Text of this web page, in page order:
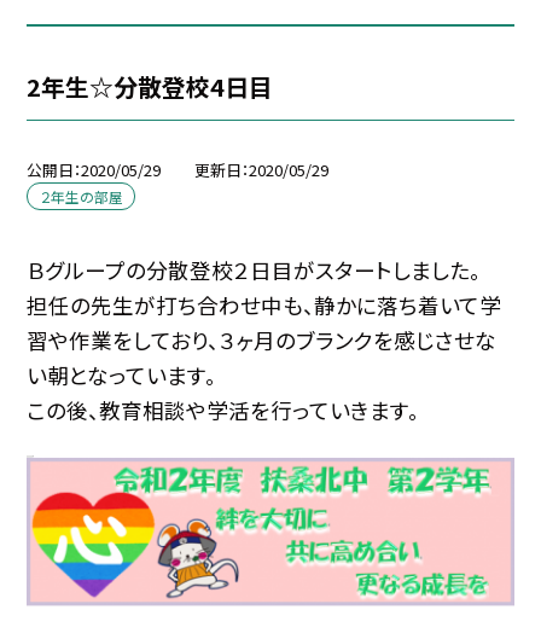
2年生☆分散登校4日目
公開日 2020/05/29 更新日 2020/05/29
２年生の部屋
Ｂグループの分散登校２日目がスタートしました。
担任の先生が打ち合わせ中も、静かに落ち着いて学
習や作業をしており、３ヶ月のブランクを感じさせな
い朝となっています。
この後、教育相談や学活を行っていきます。